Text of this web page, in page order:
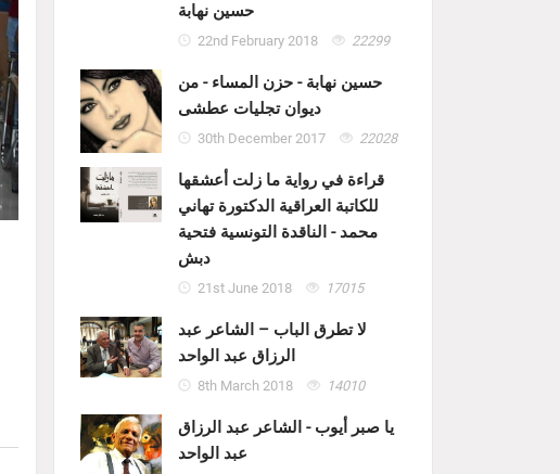
حسين نهابة
22nd February 2018 22299
حسين نهابة - حزن المساء - من
ديوان تجليات عطشى
30th December 2017 22028
قراءة في رواية ما زلت أعشقها
للكاتبة العراقية الدكتورة تهاني
محمد - الناقدة التونسية فتحية
دبش
21st June 2018 17015
لا تطرق الباب – الشاعر عبد
الرزاق عبد الواحد
8th March 2018 14010
يا صبر أيوب - الشاعر عبد الرزاق
عبد الواحد